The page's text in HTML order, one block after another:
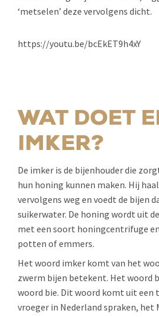
‘metselen’ deze vervolgens dicht.
https://youtu.be/bcEkET9h4xY
WAT DOET
IMKER?
De imker is de bijenhouder die
hun honing kunnen maken. Hij
vervolgens weg en voedt de bijen
suikerwater. De honing wordt uit
met een soort honingcentrifuge
potten of emmers.
Het woord imker komt van het
zwerm bijen betekent. Het woord
woord bie. Dit woord komt uit een
vroeger in Nederland spraken, het